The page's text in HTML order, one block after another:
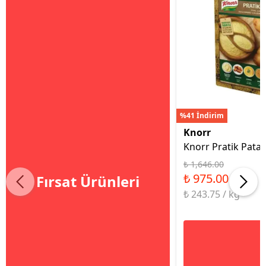
Fırsat Ürünleri
%41 İndirim
Knorr
Knorr Pratik
₺ 1,646.00
₺ 975.00
₺ 243.75 / kg